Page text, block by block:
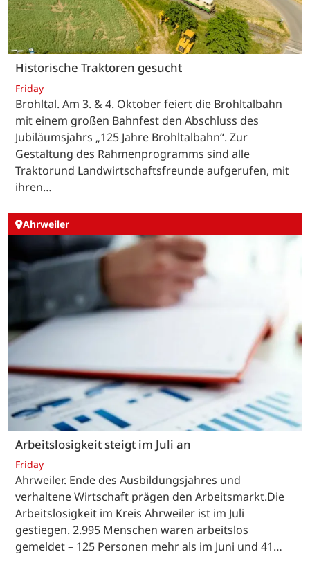
Historische Traktoren gesucht
Friday
Brohltal. Am 3. & 4. Oktober feiert die Brohltalbahn
mit einem großen Bahnfest den Abschluss des
Jubiläumsjahrs „125 Jahre Brohltalbahn“. Zur
Gestaltung des Rahmenprogramms sind alle
Traktorund Landwirtschaftsfreunde aufgerufen, mit
ihren…
Ahrweiler
Arbeitslosigkeit steigt im Juli an
Friday
Ahrweiler. Ende des Ausbildungsjahres und
verhaltene Wirtschaft prägen den Arbeitsmarkt.Die
Arbeitslosigkeit im Kreis Ahrweiler ist im Juli
gestiegen. 2.995 Menschen waren arbeitslos
gemeldet – 125 Personen mehr als im Juni und 41…